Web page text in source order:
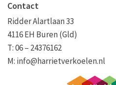
Contact
Ridder Alartlaan 33
4116 EH Buren (Gld)
T: 06 – 24376162
M: info@harrietverkoelen.nl